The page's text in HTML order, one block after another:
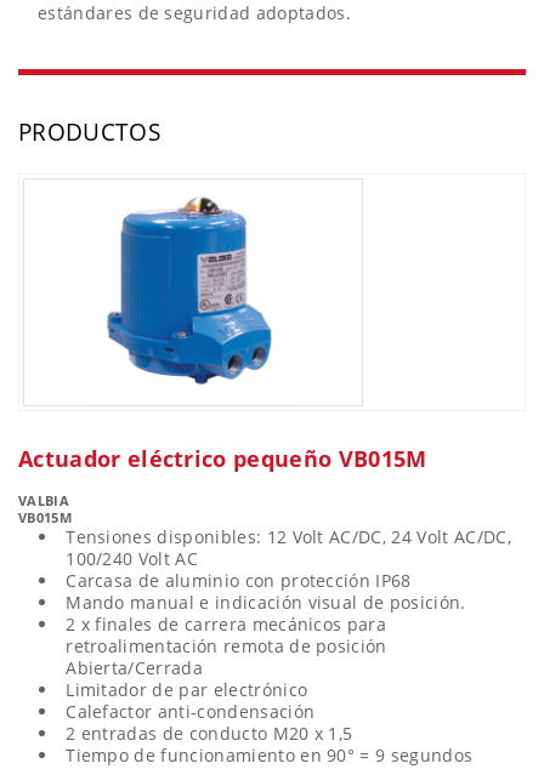
estándares de seguridad adoptados.
PRODUCTOS
Actuador eléctrico pequeño VB015M
VALBIA
VB015M
Tensiones disponibles: 12 Volt AC/DC, 24 Volt AC/DC,
100/240 Volt AC
Carcasa de aluminio con protección IP68
Mando manual e indicación visual de posición.
2 x finales de carrera mecánicos para
retroalimentación remota de posición
Abierta/Cerrada
Limitador de par electrónico
Calefactor anti-condensación
2 entradas de conducto M20 x 1,5
Tiempo de funcionamiento en 90° = 9 segundos